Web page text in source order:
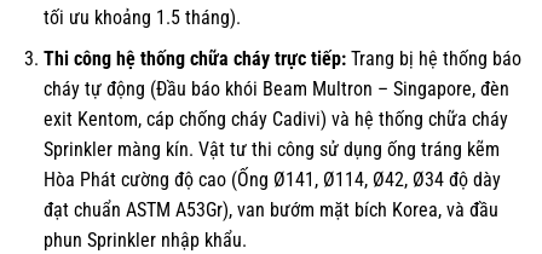
tối ưu khoảng 1.5 tháng).
Thi công hệ thống chữa cháy trực tiếp:Trang bị hệ thống báo
cháy tự động (Đầu báo khói Beam Multron – Singapore, đèn
exit Kentom, cáp chống cháy Cadivi) và hệ thống chữa cháy
Sprinkler màng kín. Vật tư thi công sử dụng ống tráng kẽm
Hòa Phát cường độ cao (Ống Ø141, Ø114, Ø42, Ø34 độ dày
đạt chuẩn ASTM A53Gr), van bướm mặt bích Korea, và đầu
phun Sprinkler nhập khẩu.